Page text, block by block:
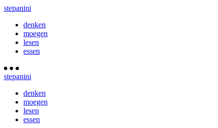
stepanini
denken
moegen
lesen
essen
stepanini
denken
moegen
lesen
essen